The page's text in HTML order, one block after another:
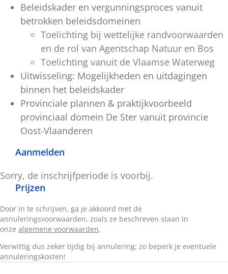
Beleidskader en vergunningsproces vanuit
betrokken beleidsdomeinen
Toelichting bij wettelijke randvoorwaarden
en de rol van Agentschap Natuur en Bos
Toelichting vanuit de Vlaamse Waterweg
Uitwisseling: Mogelijkheden en uitdagingen
binnen het beleidskader
Provinciale plannen & praktijkvoorbeeld
provinciaal domein De Ster vanuit provincie
Oost-Vlaanderen
Aanmelden
Sorry, de inschrijfperiode is voorbij.
Prijzen
Door in te schrijven, ga je akkoord met de
annuleringsvoorwaarden, zoals ze beschreven staan in
onze algemene voorwaarden.
Verwittig dus zeker tijdig bij annulering; zo beperk je eventuele
annuleringskosten!